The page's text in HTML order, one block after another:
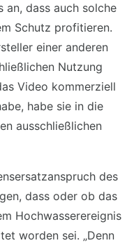
an, dass auch solche
Schutz profitieren.
einer anderen
Nutzung
Video kommerziell
habe sie in die
ausschließlichen
des
dass oder ob das
Hochwasserereignis
worden sei. „Denn